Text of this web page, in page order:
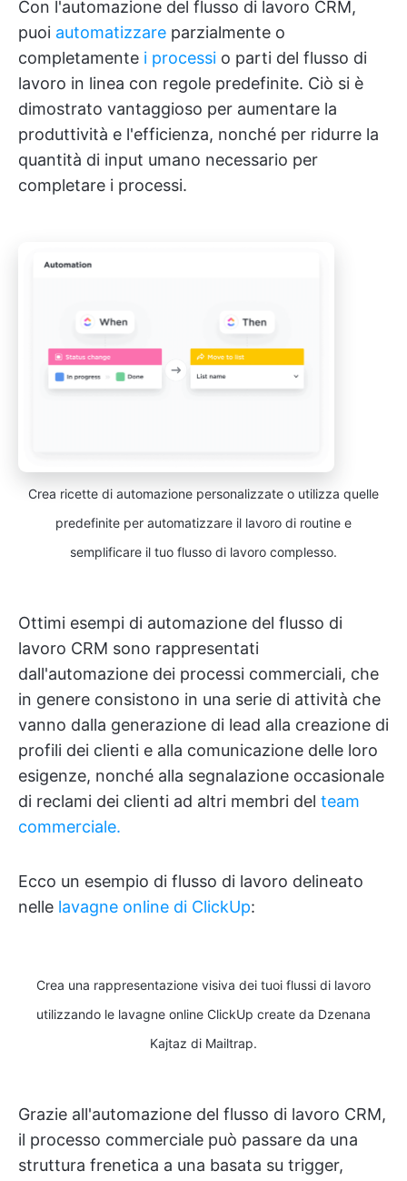
Con l'automazione del flusso di lavoro CRM,
puoi automatizzare parzialmente o
completamente i processi o parti del flusso di
lavoro in linea con regole predefinite. Ciò si è
dimostrato vantaggioso per aumentare la
produttività e l'efficienza, nonché per ridurre la
quantità di input umano necessario per
completare i processi.
Crea ricette di automazione personalizzate o utilizza quelle
predefinite per automatizzare il lavoro di routine e
semplificare il tuo flusso di lavoro complesso.
Ottimi esempi di automazione del flusso di
lavoro CRM sono rappresentati
dall'automazione dei processi commerciali, che
in genere consistono in una serie di attività che
vanno dalla generazione di lead alla creazione di
profili dei clienti e alla comunicazione delle loro
esigenze, nonché alla segnalazione occasionale
di reclami dei clienti ad altri membri del team
commerciale.
Ecco un esempio di flusso di lavoro delineato
nelle lavagne online di ClickUp:
Crea una rappresentazione visiva dei tuoi flussi di lavoro
utilizzando le lavagne online ClickUp create da Dzenana
Kajtaz di Mailtrap.
Grazie all'automazione del flusso di lavoro CRM,
il processo commerciale può passare da una
struttura frenetica a una basata su trigger,